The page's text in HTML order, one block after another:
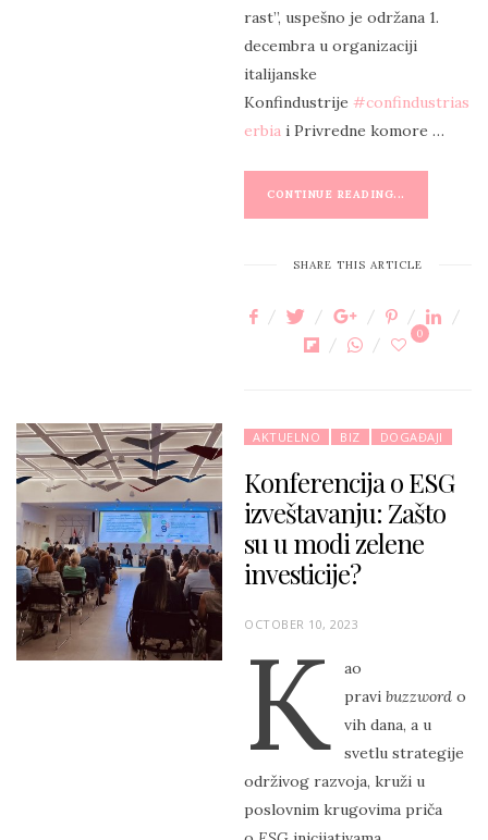
rast”, uspešno je održana 1.
decembra u organizaciji
italijanske
Konfindustrije #confindustrias
erbia i Privredne komore …
CONTINUE READING...
SHARE THIS ARTICLE
0
AKTUELNO BIZ DOGAĐAJI
Konferencija o ESG
izveštavanju: Zašto
su u modi zelene
investicije?
P
N
OCTOBER 10, 2023
K
ao
pravi buzzwordo
vih dana, a u
svetlu strategije
održivog razvoja, kruži u
poslovnim krugovima priča